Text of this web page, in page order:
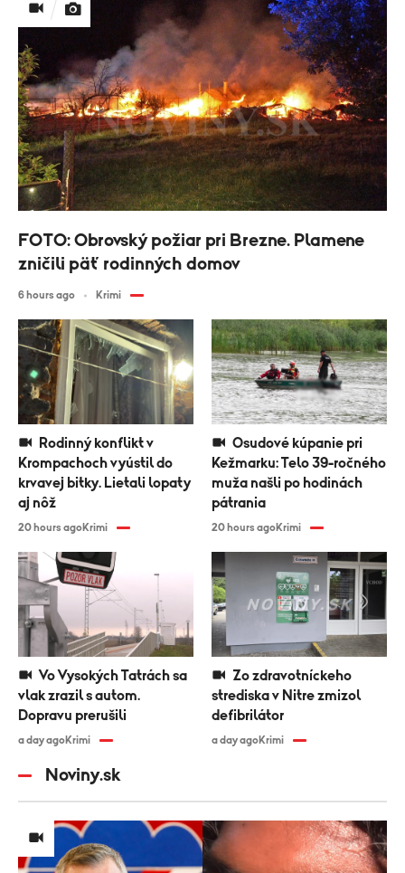
FOTO: Obrovský požiar pri Brezne. Plamene
zničili päť rodinných domov
6 hours ago Krimi
Krompachoch vyústil do
krvavej bitky. Lietali lopaty
aj nôž
20 hours agoKrimi
Kežmarku: Telo 39-ročného
muža našli po hodinách
pátrania
20 hours agoKrimi
vlak zrazil s autom.
Dopravu prerušili
a day agoKrimi
strediska v Nitre zmizol
defibrilátor
a day agoKrimi
Noviny.sk